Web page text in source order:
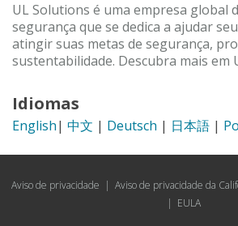
UL Solutions é uma empresa global
segurança que se dedica a ajudar
atingir suas metas de segurança,
sustentabilidade. Descubra mais em
Idiomas
English| 中文 | Deutsch | 日本語 |
Aviso de privacidade | Aviso de privacidade da
| EULA